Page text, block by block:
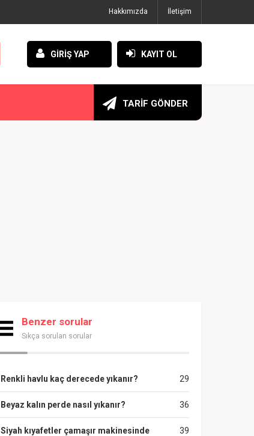
Hakkımızda İletişim
GİRİŞ YAP KAYIT OL
TARİF GÖNDER
Benzer sorular
Sıkça sorulan sorular
29
Renkli havlu kaç derecede yıkanır?
36
Beyaz kalın perde nasıl yıkanır?
39
Siyah kıyafetler çamaşır makinesinde